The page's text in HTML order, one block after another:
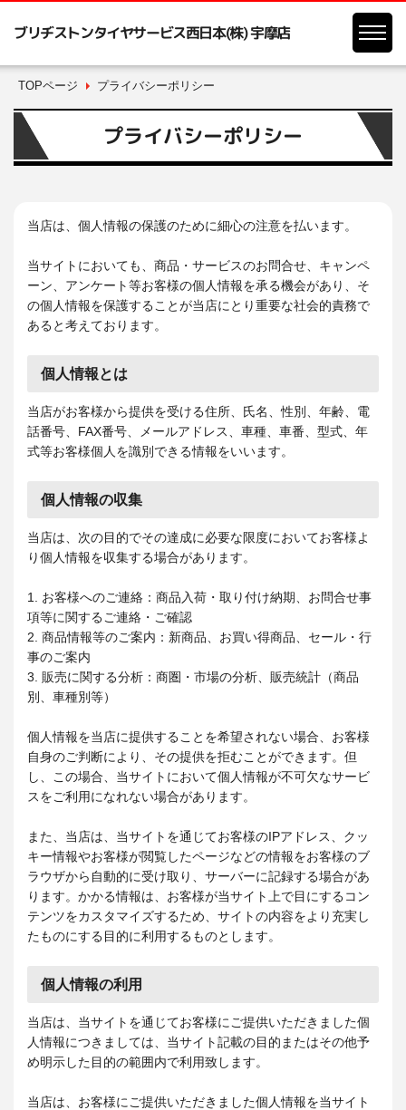
ブリヂストンタイヤサービス西日本(株) 宇摩店
TOPページ プライバシーポリシー
プライバシーポリシー
当店は、個人情報の保護のために細心の注意を払います。
当サイトにおいても、商品・サービスのお問合せ、キャンペ
ーン、アンケート等お客様の個人情報を承る機会があり、そ
の個人情報を保護することが当店にとり重要な社会的責務で
あると考えております。
個人情報とは
当店がお客様から提供を受ける住所、氏名、性別、年齢、電
話番号、FAX番号、メールアドレス、車種、車番、型式、年
式等お客様個人を識別できる情報をいいます。
個人情報の収集
当店は、次の目的でその達成に必要な限度においてお客様よ
り個人情報を収集する場合があります。
1. お客様へのご連絡：商品入荷・取り付け納期、お問合せ事
項等に関するご連絡・ご確認
2. 商品情報等のご案内：新商品、お買い得商品、セール・行
事のご案内
3. 販売に関する分析：商圏・市場の分析、販売統計（商品
別、車種別等）
個人情報を当店に提供することを希望されない場合、お客様
自身のご判断により、その提供を拒むことができます。但
し、この場合、当サイトにおいて個人情報が不可欠なサービ
スをご利用になれない場合があります。
また、当店は、当サイトを通じてお客様のIPアドレス、クッ
キー情報やお客様が閲覧したページなどの情報をお客様のブ
ラウザから自動的に受け取り、サーバーに記録する場合があ
ります。かかる情報は、お客様が当サイト上で目にするコン
テンツをカスタマイズするため、サイトの内容をより充実し
たものにする目的に利用するものとします。
個人情報の利用
当店は、当サイトを通じてお客様にご提供いただきました個
人情報につきましては、当サイト記載の目的またはその他予
め明示した目的の範囲内で利用致します。
当店は、お客様にご提供いただきました個人情報を当サイト